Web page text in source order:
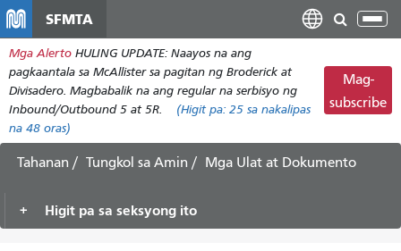
pangunahing
nilalaman
SFMTA
I-
ang
Mga Alerto HULING UPDATE: Naayos na ang
pagkaantala sa McAllister sa pagitan ng Broderick at
Divisadero. Magbabalik na ang regular na serbisyo ng
Inbound/Outbound 5 at 5R.
(Higit pa: 25 sa nakalipas
na 48 oras)
Mag-
subscribe
Tahanan Tungkol sa Amin Mga Ulat at Dokumento
Higit pa sa seksyong ito